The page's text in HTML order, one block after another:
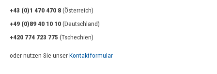
+43 (0)1 470 470 8 (Österreich)
+49 (0)89 40 10 10 (Deutschland)
+420 774 723 775 (Tschechien)
oder nutzen Sie unser Kontaktformular